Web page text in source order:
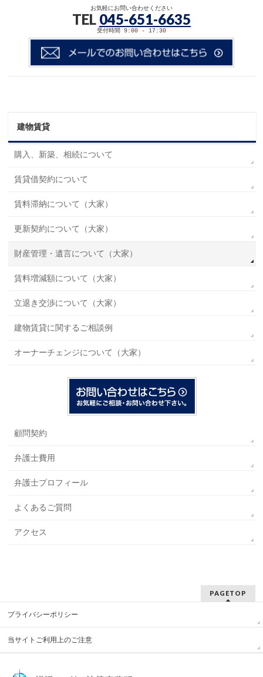
お気軽にお問い合わせください
TEL 045-651-6635
受付時間 9:00 - 17:30
建物賃貸
購入、新築、相続について
賃貸借契約について
賃料滞納について（大家）
更新契約について（大家）
財産管理・遺言について（大家）
賃料増減額について（大家）
立退き交渉について（大家）
建物賃貸に関するご相談例
オーナーチェンジについて（大家）
顧問契約
弁護士費用
弁護士プロフィール
よくあるご質問
アクセス
PAGETOP
プライバシーポリシー
当サイトご利用上のご注意